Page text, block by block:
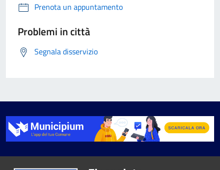
Prenota un appuntamento
Problemi in città
Segnala disservizio